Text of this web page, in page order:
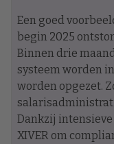
Een goed
begin 2025
Binnen drie
systeem worden
worden opgezet.
Dankzij
XIVER om